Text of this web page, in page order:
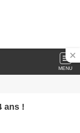
MENU
ans !